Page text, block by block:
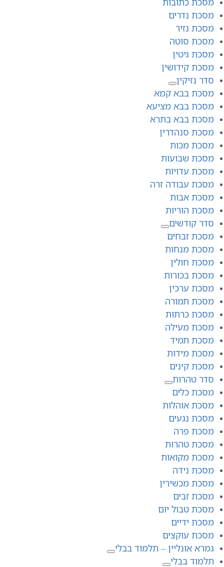
מסכת נדרים
מסכת נזיר
מסכת סוטה
מסכת גיטין
מסכת קידושין
סדר נזיקין
מסכת בבא קמא
מסכת בבא מציעא
מסכת בבא בתרא
מסכת סנהדרין
מסכת מכות
מסכת שבועות
מסכת עדויות
מסכת עבודה זרה
מסכת אבות
מסכת הוריות
סדר קודשים
מסכת זבחים
מסכת מנחות
מסכת חולין
מסכת בכורות
מסכת ערכין
מסכת תמורה
מסכת כרתות
מסכת מעילה
מסכת תמיד
מסכת מידות
מסכת קינים
סדר טהרות
מסכת כלים
מסכת אוהלות
מסכת נגעים
מסכת פרה
מסכת טהרות
מסכת מקואות
מסכת נידה
מסכת מכשירין
מסכת זבים
מסכת טבול יום
מסכת ידיים
מסכת עוקצים
גמרא אונליין – תלמוד בבלי
תלמוד בבלי